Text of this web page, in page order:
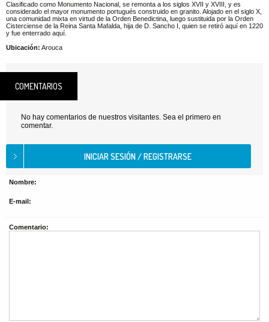
Clasificado como Monumento Nacional, se remonta a los siglos XVII y XVIII, y es
considerado el mayor monumento portugués construido en granito. Alojado en el siglo X,
una comunidad mixta en virtud de la Orden Benedictina, luego sustituida por la Orden
Cisterciense de la Reina Santa Mafalda, hija de D. Sancho I, quien se retiró aquí en 1220
y fue enterrado aquí.
Ubicación: Arouca
COMENTARIOS
No hay comentarios de nuestros visitantes. Sea el primero en
comentar.
Nombre:
E-mail:
Comentario: